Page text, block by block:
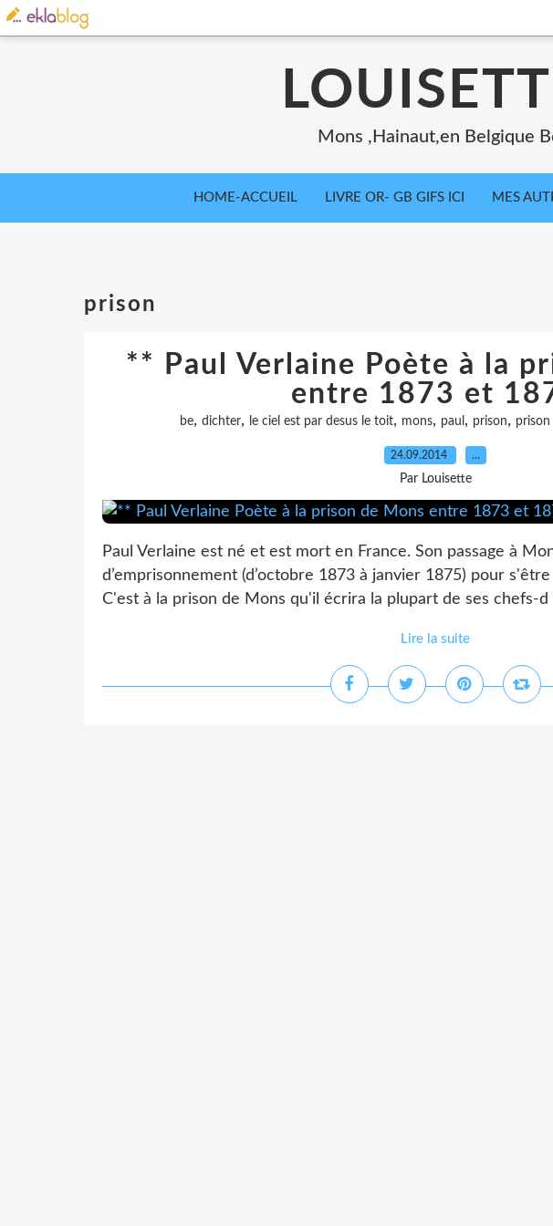
Mons ,Hainaut,en Belgique
HOME-ACCUEIL LIVRE OR- GB GIFS ICI MES
prison
** Paul Verlaine Poète à la
entre 1873 et
be, dichter, le ciel est par desus le toit, mons, paul , prison,
24.09.2014 …
Par Louisette
Paul Verlaine est né et est mort en France. Son passage à
d’emprisonnement (d’octobre 1873 à janvier 1875) pour
C'est à la prison de Mons qu'il écrira la plupart de ses chefs-
Lire la suite